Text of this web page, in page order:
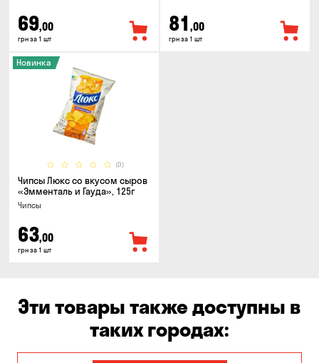
69,00
грн за 1 шт
81 ,00
грн за 1 шт
(0)
Новинка
Чипсы Люкс со вкусом сыров
«Эмменталь и Гауда», 125г
Чипсы
63,00
грн за 1 шт
Эти товары также доступны в
таких городах: